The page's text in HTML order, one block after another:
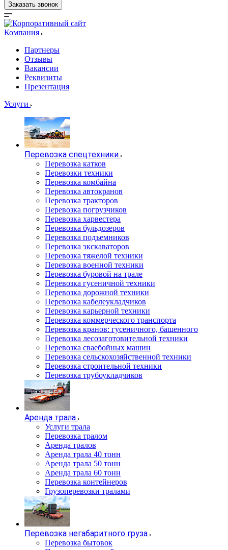
Заказать звонок
Компания
Партнеры
Отзывы
Вакансии
Реквизиты
Презентация
Услуги
Перевозка спецтехники
Перевозка катков
Перевозки техники
Перевозка комбайна
Перевозка автокранов
Перевозка тракторов
Перевозка погрузчиков
Перевозка харвестера
Перевозка бульдозеров
Перевозка подъемников
Перевозка экскаваторов
Перевозка тяжелой техники
Перевозка военной техники
Перевозка буровой на трале
Перевозка гусеничной техники
Перевозка дорожной техники
Перевозка кабелеукладчиков
Перевозка карьерной техники
Перевозка коммерческого транспорта
Перевозка кранов: гусеничного, башенного
Перевозка лесозаготовительной техники
Перевозка сваебойных машин
Перевозка сельскохозяйственной техники
Перевозка строительной техники
Перевозка трубоукладчиков
Аренда трала
Услуги трала
Перевозка тралом
Аренда тралов
Аренда трала 40 тонн
Аренда трала 50 тонн
Аренда трала 60 тонн
Перевозка контейнеров
Грузоперевозки тралами
Перевозка негабаритного груза
Перевозка бытовок